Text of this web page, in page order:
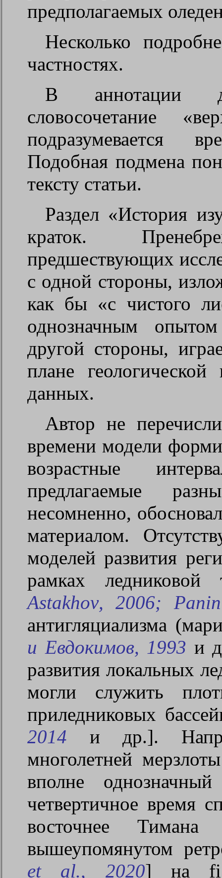
предполагаемых
Несколько
частностях.
В аннотации
словосочетание
подразумевается
Подобная подмена
тексту статьи.
Раздел «История
краток.
предшествующих
с одной стороны,
как бы «с чистого
однозначным
другой стороны,
плане
данных.
Автор не
времени модели
возрастные
предлагаемые
несомненно,
материалом.
моделей развития
рамках
Astakhov, 2006; Panin
антигляциализма
и Евдокимов, 1993 и
развития локальных
могли служить
приледниковых
2014 и др.].
многолетней
вполне
четвертичное время
восточнее
вышеупомянутом
et
al., 2020] на